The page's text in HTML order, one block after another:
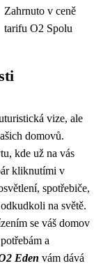
Zahrnuto v ceně
tarifu O2 Spolu
vize, ale
domovů.
kde už na vás
kliknutími v
spotřebiče,
na světě.
se váš domov
a
Eden vám dává